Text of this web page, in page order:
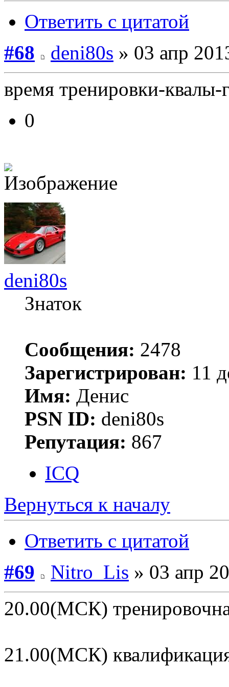
Ответить с цитатой
#68
deni80s » 03 апр
время тренировки-квалы-
0
deni80s
Знаток
Сообщения: 2478
Зарегистрирован: 11
Имя: Денис
PSN ID: deni80s
Репутация: 867
ICQ
Вернуться к началу
Ответить с цитатой
#69
Nitro_Lis » 03 апр
20.00(МСК)
21.00(МСК)